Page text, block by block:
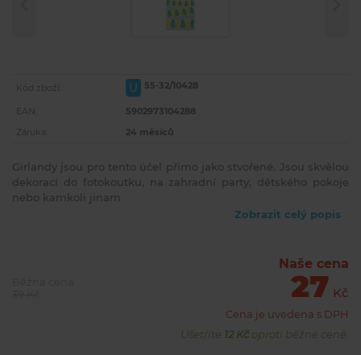
Kód zboží: U 55-32/10428
EAN:
5902973104288
Záruka:
24 měsíců
Girlandy jsou pro tento účel přímo jako stvořené. Jsou skvělou
dekorací do fotokoutku, na zahradní party, dětského pokoje
nebo kamkoli jinam
Zobrazit celý popis
Naše cena
27 Kč
Cena je uvedena s DPH
Ušetříte 12 Kčoproti běžné ceně.